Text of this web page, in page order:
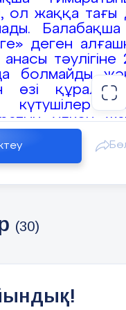
ол жаққа тағы
деген
тәулігіне
болмайды
өзі
күтушілер
үлкен
алуан
да, ата-
өзі балаға
да,
15-25
ана мұны
(30)